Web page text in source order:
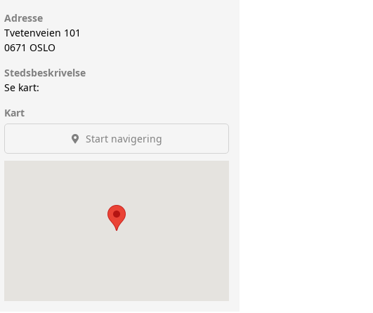
Adresse
Tvetenveien 101
0671 OSLO
Stedsbeskrivelse
Se kart:
Kart
Start navigering